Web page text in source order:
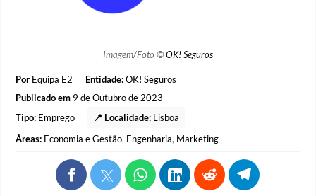
Imagem/Foto ©OK! Seguros
Por Equipa E2 Entidade:OK! Seguros
Publicado em 9 de Outubro de 2023
Tipo: Emprego 📍 Localidade: Lisboa
Áreas: Economia e Gestão, Engenharia, Marketing